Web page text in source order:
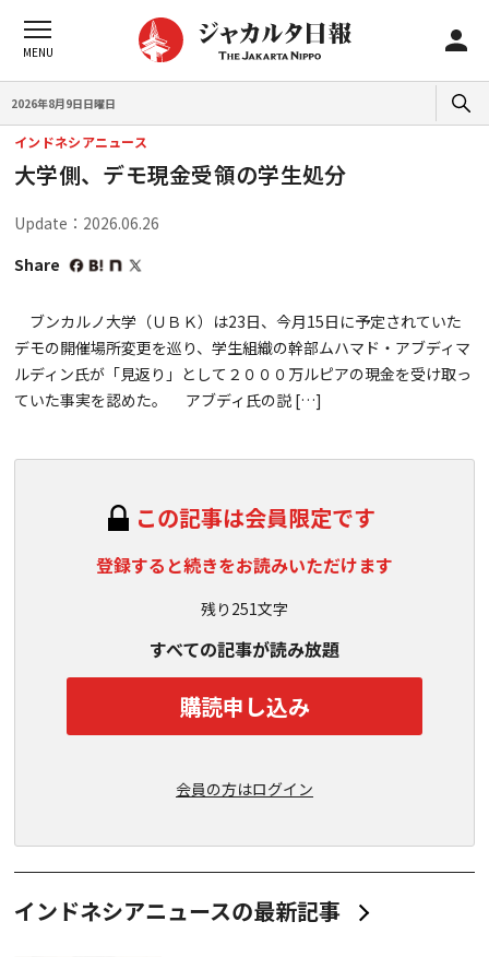
2026年8月9日日曜日
インドネシアニュース
大学側、デモ現金受領の学生処分
Update：2026.06.26
Share
ブンカルノ大学（ＵＢＫ）は23日、今月15日に予定されていた
デモの開催場所変更を巡り、学生組織の幹部ムハマド・アブディマ
ルディン氏が「見返り」として２０００万ルピアの現金を受け取っ
ていた事実を認めた。 アブディ氏の説 […]
この記事は会員限定です
登録すると続きをお読みいただけます
残り251文字
すべての記事が読み放題
購読申し込み
会員の方はログイン
インドネシアニュースの最新記事